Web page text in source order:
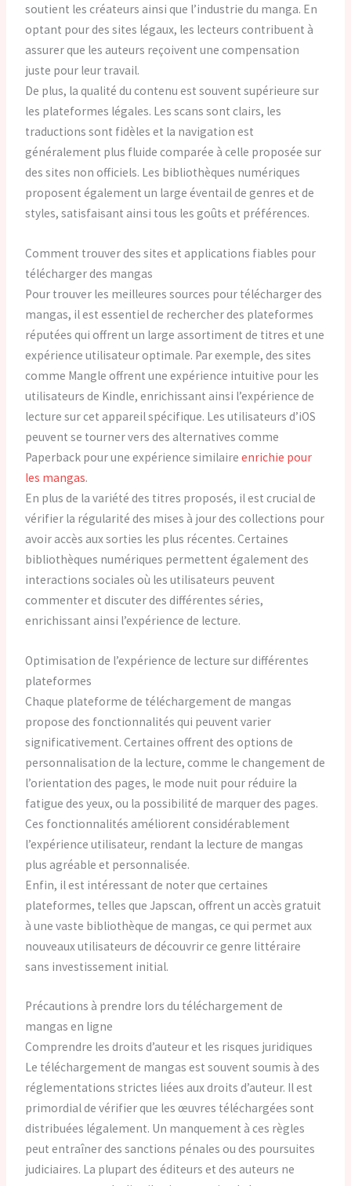
soutient les créateurs ainsi que l’industrie du manga. En
optant pour des sites légaux, les lecteurs contribuent à
assurer que les auteurs reçoivent une compensation
juste pour leur travail.
De plus, la qualité du contenu est souvent supérieure sur
les plateformes légales. Les scans sont clairs, les
traductions sont fidèles et la navigation est
généralement plus fluide comparée à celle proposée sur
des sites non officiels. Les bibliothèques numériques
proposent également un large éventail de genres et de
styles, satisfaisant ainsi tous les goûts et préférences.
Comment trouver des sites et applications fiables pour
télécharger des mangas
Pour trouver les meilleures sources pour télécharger des
mangas, il est essentiel de rechercher des plateformes
réputées qui offrent un large assortiment de titres et une
expérience utilisateur optimale. Par exemple, des sites
comme Mangle offrent une expérience intuitive pour les
utilisateurs de Kindle, enrichissant ainsi l’expérience de
lecture sur cet appareil spécifique. Les utilisateurs d’iOS
peuvent se tourner vers des alternatives comme
Paperback pour une expérience similaireenrichie pour
les mangas.
En plus de la variété des titres proposés, il est crucial de
vérifier la régularité des mises à jour des collections pour
avoir accès aux sorties les plus récentes. Certaines
bibliothèques numériques permettent également des
interactions sociales où les utilisateurs peuvent
commenter et discuter des différentes séries,
enrichissant ainsi l’expérience de lecture.
Optimisation de l’expérience de lecture sur différentes
plateformes
Chaque plateforme de téléchargement de mangas
propose des fonctionnalités qui peuvent varier
significativement. Certaines offrent des options de
personnalisation de la lecture, comme le changement de
l’orientation des pages, le mode nuit pour réduire la
fatigue des yeux, ou la possibilité de marquer des pages.
Ces fonctionnalités améliorent considérablement
l’expérience utilisateur, rendant la lecture de mangas
plus agréable et personnalisée.
Enfin, il est intéressant de noter que certaines
plateformes, telles que Japscan, offrent un accès gratuit
à une vaste bibliothèque de mangas, ce qui permet aux
nouveaux utilisateurs de découvrir ce genre littéraire
sans investissement initial.
Précautions à prendre lors du téléchargement de
mangas en ligne
Comprendre les droits d’auteur et les risques juridiques
Le téléchargement de mangas est souvent soumis à des
réglementations strictes liées aux droits d’auteur. Il est
primordial de vérifier que les œuvres téléchargées sont
distribuées légalement. Un manquement à ces règles
peut entraîner des sanctions pénales ou des poursuites
judiciaires. La plupart des éditeurs et des auteurs ne